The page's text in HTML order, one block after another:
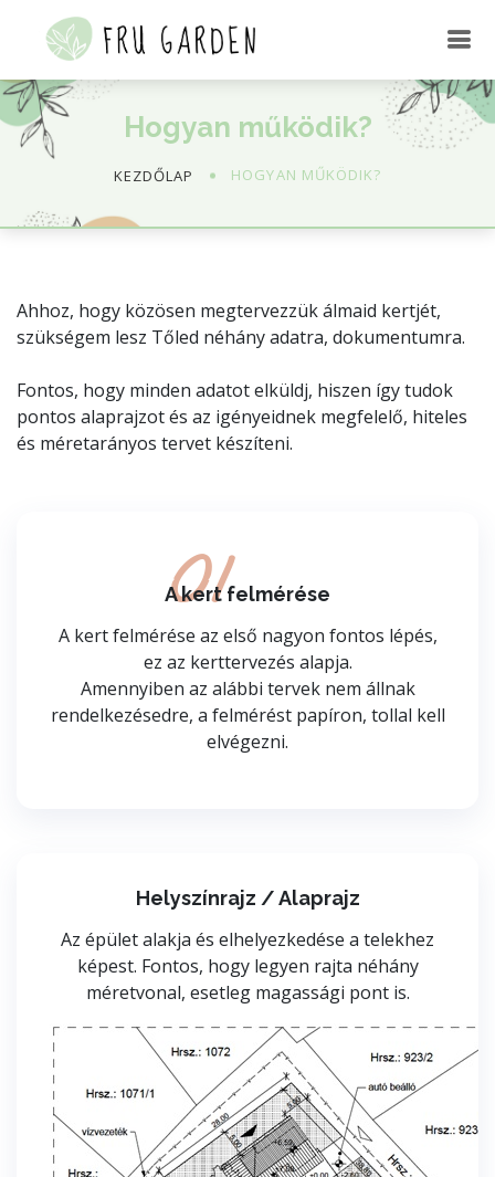
Hogyan működik?
KEZDŐLAP HOGYAN MŰKÖDIK?
Ahhoz, hogy közösen megtervezzük álmaid kertjét,
szükségem lesz Tőled néhány adatra, dokumentumra.
Fontos, hogy minden adatot elküldj, hiszen így tudok
pontos alaprajzot és az igényeidnek megfelelő, hiteles
és méretarányos tervet készíteni.
01
A kert felmérése
A kert felmérése az első nagyon fontos lépés,
ez az kerttervezés alapja.
Amennyiben az alábbi tervek nem állnak
rendelkezésedre, a felmérést papíron, tollal kell
elvégezni.
Helyszínrajz / Alaprajz
Az épület alakja és elhelyezkedése a telekhez
képest. Fontos, hogy legyen rajta néhány
méretvonal, esetleg magassági pont is.